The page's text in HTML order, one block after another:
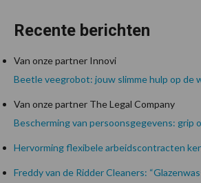
Recente berichten
Van onze partner Innovi
Beetle veegrobot: jouw slimme hulp op de
Van onze partner The Legal Company
Bescherming van persoonsgegevens: grip
Hervorming flexibele arbeidscontracten
Freddy van de Ridder Cleaners: